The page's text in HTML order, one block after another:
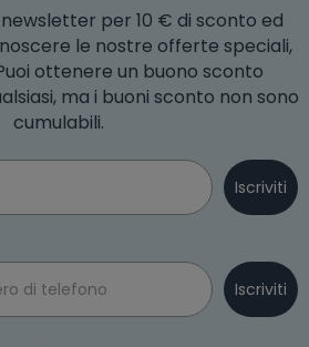
per 10 € di sconto ed
le nostre offerte speciali,
ottenere un buono sconto
ma i buoni sconto non sono
cumulabili.
Iscriviti
Iscriviti